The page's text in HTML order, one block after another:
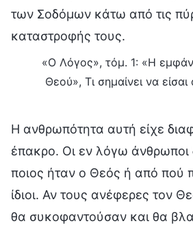
των Σοδόμων κάτω από τις
καταστροφής τους.
«Ο Λόγος», τόμ. 1: «Η
Θεού», Τι σημαίνει να
Η ανθρωπότητα αυτή είχε
έπακρο. Οι εν λόγω άνθρωποι
ποιος ήταν ο Θεός ή από πού
ίδιοι. Αν τους ανέφερες τον
θα συκοφαντούσαν και θα